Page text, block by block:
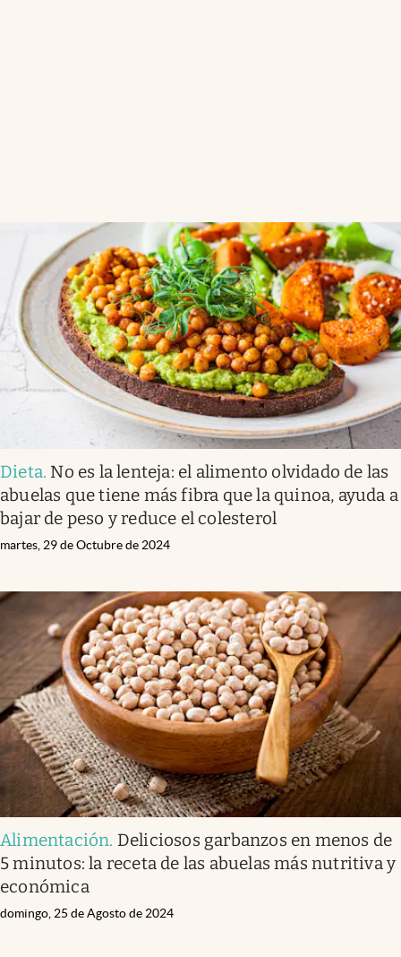
Dieta. No es la lenteja: el alimento olvidado de las
abuelas que tiene más fibra que la quinoa, ayuda a
bajar de peso y reduce el colesterol
martes, 29 de Octubre de 2024
Alimentación. Deliciosos garbanzos en menos de
5 minutos: la receta de las abuelas más nutritiva y
económica
domingo, 25 de Agosto de 2024